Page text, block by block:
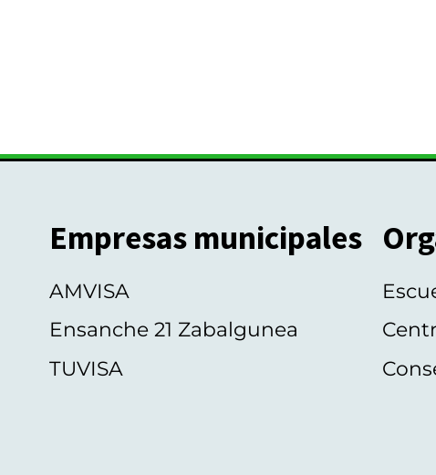
Empresas municipales
AMVISA
Ensanche 21 Zabalgunea
TUVISA